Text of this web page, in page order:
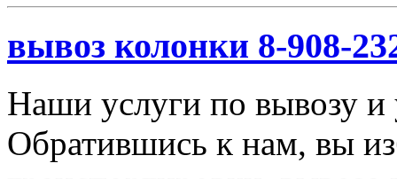
вывоз колонки 8-908-
Наши услуги по вывозу и
Обратившись к нам, вы